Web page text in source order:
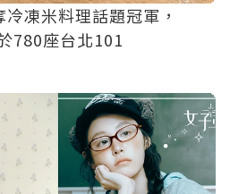
凍米料理話題冠軍，
780座台北101